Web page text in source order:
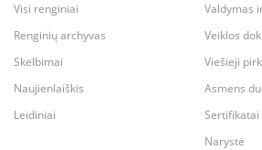
Visi renginiai
Renginių archyvas
Skelbimai
Naujienlaiškis
Leidiniai
Valdymas
Veiklos
Viešieji
Asmens
Sertifikatai
Narystė